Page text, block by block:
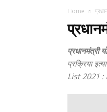
Home
प्रधानमंत्री
प्रक्रिया
List 2021 :